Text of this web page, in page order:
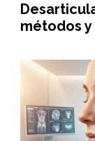
métodos